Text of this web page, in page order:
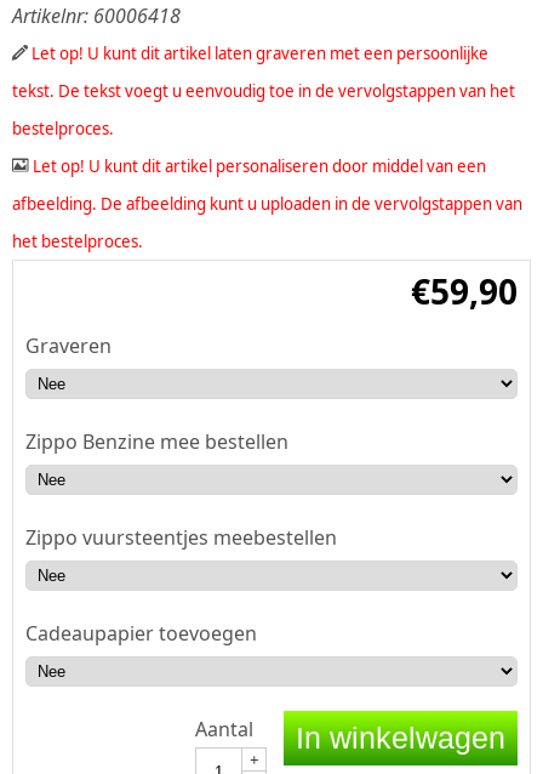
Artikelnr: 60006418
Let op! U kunt dit artikel laten graveren met een persoonlijke
tekst. De tekst voegt u eenvoudig toe in de vervolgstappen van het
bestelproces.
Let op! U kunt dit artikel personaliseren door middel van een
afbeelding. De afbeelding kunt u uploaden in de vervolgstappen van
het bestelproces.
€59,90
Graveren
Zippo Benzine mee bestellen
Zippo vuursteentjes meebestellen
Cadeaupapier toevoegen
Aantal
+
In winkelwagen